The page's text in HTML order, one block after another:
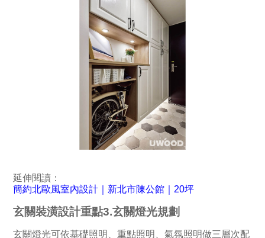
延伸閱讀：
簡約北歐風室內設計｜新北市陳公館｜20坪
玄關裝潢設計重點3.玄關燈光規劃
玄關燈光可依基礎照明、重點照明、氣氛照明做三層次配